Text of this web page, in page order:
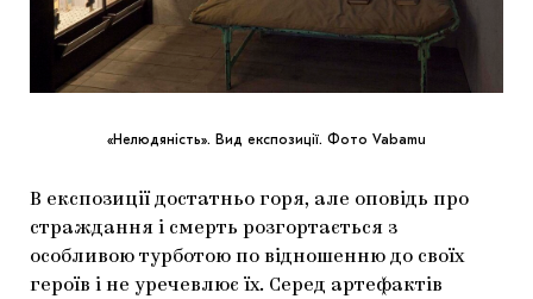
«Нелюдяність». Вид експозиції. Фото Vabamu
В експозиції достатньо горя, але оповідь про
страждання і смерть розгортається з
особливою турботою по відношенню до своїх
героїв і не уречевлює їх. Серед артефактів